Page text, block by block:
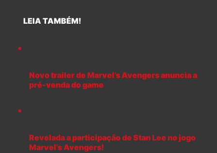
LEIA TAMBÉM!
Novo trailer de Marvel’s Avengers anuncia a
pré-venda do game
Revelada a participação de Stan Lee no jogo
Marvel’s Avengers!